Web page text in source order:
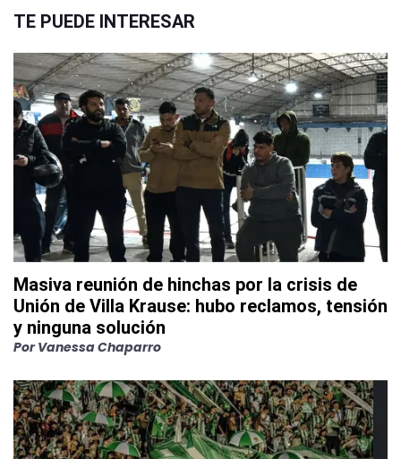
TE PUEDE INTERESAR
Masiva reunión de hinchas por la crisis de
Unión de Villa Krause: hubo reclamos, tensión
y ninguna solución
Por Vanessa Chaparro